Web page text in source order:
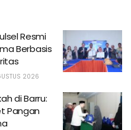
Resmi
Berbasis
2026
di Barru:
Pangan